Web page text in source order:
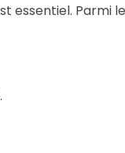
essentiel. Parmi